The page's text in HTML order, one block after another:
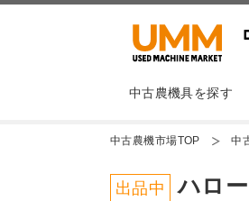
中古農機具を探す
中古農機市場TOP 中
出品中 ハロ